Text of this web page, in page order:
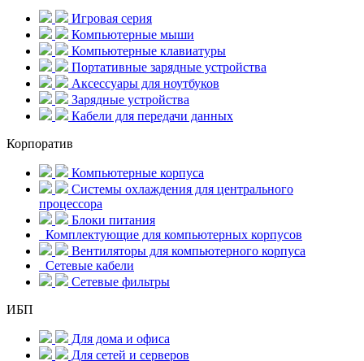
Игровая серия
Компьютерные мыши
Компьютерные клавиатуры
Портативные зарядные устройства
Аксессуары для ноутбуков
Зарядные устройства
Кабели для передачи данных
Корпоратив
Компьютерные корпуса
Системы охлаждения для центрального
процессора
Блоки питания
Комплектующие для компьютерных корпусов
Вентиляторы для компьютерного корпуса
Сетевые кабели
Сетевые фильтры
ИБП
Для дома и офиса
Для сетей и серверов